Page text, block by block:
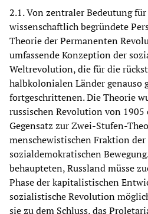
2.1. Von zentraler Bedeutung
wissenschaftlich begründete
Theorie der Permanenten
umfassende Konzeption der
Weltrevolution, die für die
halbkolonialen Länder genauso
fortgeschrittenen. Die Theorie
russischen Revolution von
Gegensatz zur Zwei-Stufen-
menschewistischen Fraktion der
sozialdemokratischen
behaupteten, Russland müsse
Phase der kapitalistischen
sozialistische Revolution
sie zu dem Schluss, das